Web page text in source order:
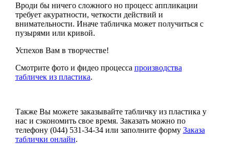
Вроди бы ничего сложного но процесс аппликации
требует акуратности, четкости действий и
внимательности. Иначе табличка может получиться с
пузырями или кривой.
Успехов Вам в творчестве!
Смотрите фото и фидео процесса производства
табличек из пластика.
Также Вы можете заказывайте табличку из пластика у
нас и сэкономить свое время. Заказать можно по
телефону (044) 531-34-34 или заполните форму Заказа
таблички онлайн.